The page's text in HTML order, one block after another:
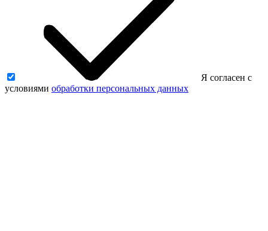
Я согласен с
условиями обработки персональных данных